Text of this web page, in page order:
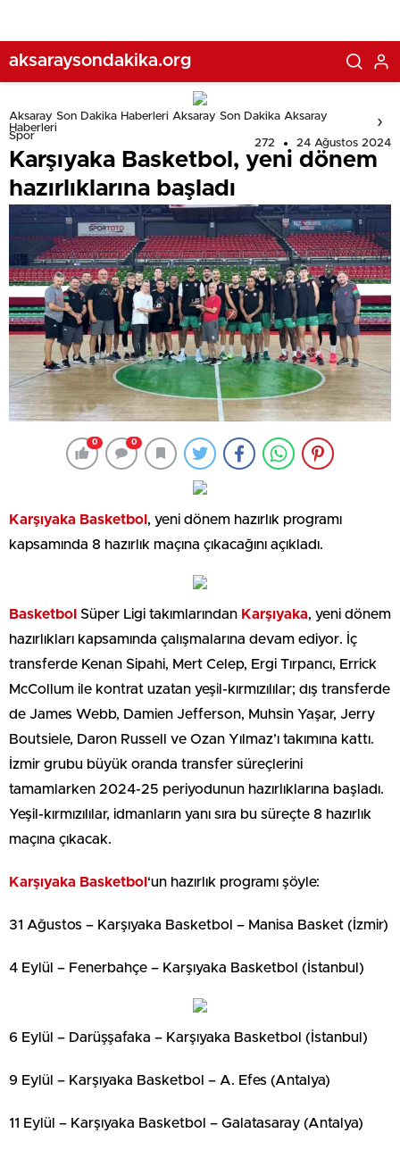
aksaraysondakika.org
Aksaray Son Dakika Haberleri Aksaray Son Dakika Aksaray
Haberleri
Spor
272 24 Ağustos 2024
Karşıyaka Basketbol, yeni dönem
hazırlıklarına başladı
0 0
Karşıyaka Basketbol , yeni dönem hazırlık programı
kapsamında 8 hazırlık maçına çıkacağını açıkladı.
Basketbol Süper Ligi takımlarından Karşıyaka, yeni dönem
hazırlıkları kapsamında çalışmalarına devam ediyor. İç
transferde Kenan Sipahi, Mert Celep, Ergi Tırpancı, Errick
McCollum ile kontrat uzatan yeşil-kırmızılılar; dış transferde
de James Webb, Damien Jefferson, Muhsin Yaşar, Jerry
Boutsiele, Daron Russell ve Ozan Yılmaz’ı takımına kattı.
İzmir grubu büyük oranda transfer süreçlerini
tamamlarken 2024-25 periyodunun hazırlıklarına başladı.
Yeşil-kırmızılılar, idmanların yanı sıra bu süreçte 8 hazırlık
maçına çıkacak.
Karşıyaka Basketbol ‘un hazırlık programı şöyle:
31 Ağustos – Karşıyaka Basketbol – Manisa Basket (İzmir)
4 Eylül – Fenerbahçe – Karşıyaka Basketbol (İstanbul)
6 Eylül – Darüşşafaka – Karşıyaka Basketbol (İstanbul)
9 Eylül – Karşıyaka Basketbol – A. Efes (Antalya)
11 Eylül – Karşıyaka Basketbol – Galatasaray (Antalya)